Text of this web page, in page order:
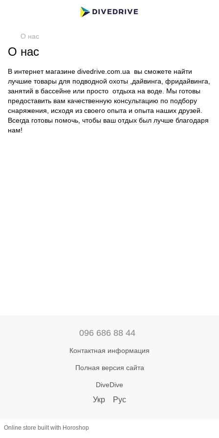
О нас
О нас
В интернет магазине divedrive.com.ua вы сможете найти
лучшие товары для подводной охоты ,дайвинга, фридайвинга,
занятий в бассейне или просто отдыха на воде. Мы готовы
предоставить вам качественную консультацию по подбору
снаряжения, исходя из своего опыта и опыта наших друзей.
Всегда готовы помочь, чтобы ваш отдых был лучше благодаря
нам!
096 686 88 44
Контактная информация
Полная версия сайта
DiveDive
Укр Рус
Online store built with Horoshop